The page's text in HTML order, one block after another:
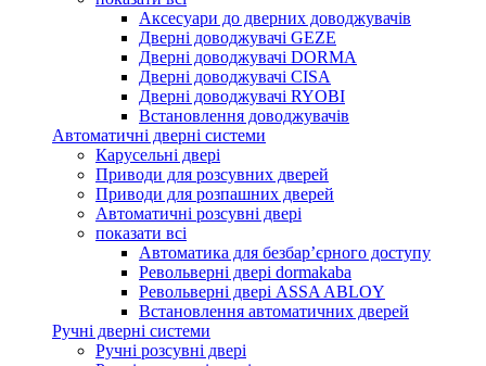
Аксесуари до дверних доводжувачів
Дверні доводжувачі GEZE
Дверні доводжувачі DORMA
Дверні доводжувачі CISA
Дверні доводжувачі RYOBI
Встановлення доводжувачів
Автоматичні дверні системи
Карусельні двері
Приводи для розсувних дверей
Приводи для розпашних дверей
Автоматичні розсувні двері
показати всі
Автоматика для безбар’єрного доступу
Револьверні двері dormakaba
Револьверні двері ASSA ABLOY
Встановлення автоматичних дверей
Ручні дверні системи
Ручні розсувні двері